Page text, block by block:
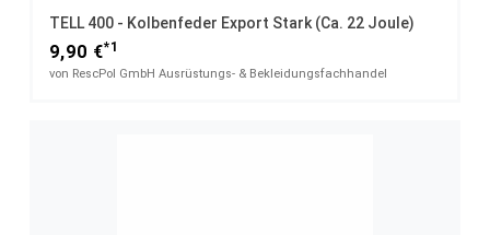
TELL 400 - Kolbenfeder Export Stark (ca. 22 Joule)
9,90 €*1
von RescPol GmbH Ausrüstungs- & Bekleidungsfachhandel